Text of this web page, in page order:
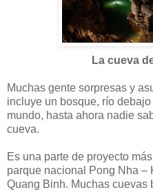
La cueva
Muchas gente sorpresas y
incluye un bosque, río
mundo, hasta ahora nadie
cueva.
Es una parte de proyecto
parque nacional Pong Nha –
Quang Binh. Muchas cuevas